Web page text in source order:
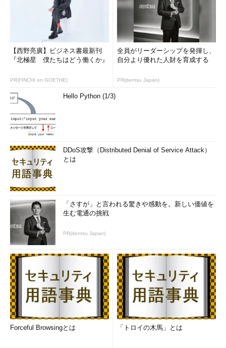
【西野亮廣】ビジネス書最新刊
『北極星 僕たちはどう働くか』
PR(FINCHI on GOETHE)
全員がリーダーシップを発揮し、
自分より優れた人財を育成する
PR(dentsu Japan)
Hello Python (1/3)
DDoS攻撃（Distributed Denial of Service Attack）
とは
「さすが」と言われる驚きや感動を。新しい価値を
生む電通の挑戦
PR(dentsu Japan)
Forceful Browsingとは 「トロイの木馬」とは